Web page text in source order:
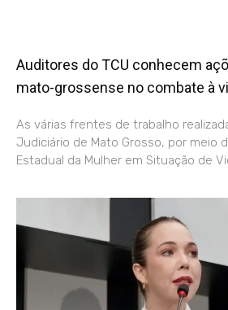
Auditores do TCU conhecem
mato-grossense no combate à
As várias frentes de trabalho
Judiciário de Mato Grosso, por meio
Estadual da Mulher em Situação de